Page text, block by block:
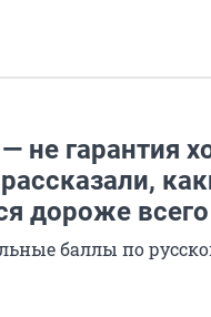
не гарантия
дороже всего
баллы по